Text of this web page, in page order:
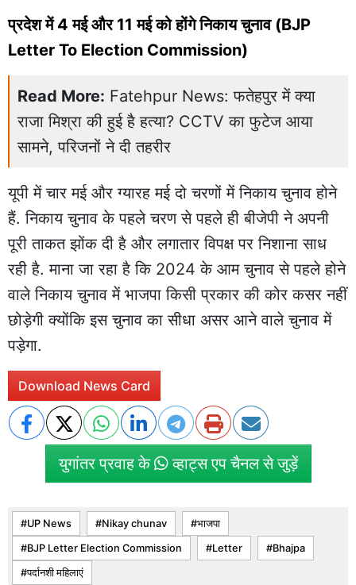
प्रदेश में 4 मई और 11 मई को होंगे निकाय चुनाव (BJP
Letter To Election Commission)
Read More: Fatehpur News: फतेहपुर में क्या
राजा मिश्रा की हुई है हत्या? CCTV का फुटेज आया
सामने, परिजनों ने दी तहरीर
यूपी में चार मई और ग्यारह मई दो चरणों में निकाय चुनाव होने
हैं. निकाय चुनाव के पहले चरण से पहले ही बीजेपी ने अपनी
पूरी ताकत झोंक दी है और लगातार विपक्ष पर निशाना साध
रही है. माना जा रहा है कि 2024 के आम चुनाव से पहले होने
वाले निकाय चुनाव में भाजपा किसी प्रकार की कोर कसर नहीं
छोड़ेगी क्योंकि इस चुनाव का सीधा असर आने वाले चुनाव में
पड़ेगा.
Download News Card
युगांतर प्रवाह के व्हाट्स एप चैनल से जुड़ें
UP News Nikay chunav भाजपा
BJP Letter Election Commission Letter Bhajpa
पर्दानशी महिलाएं